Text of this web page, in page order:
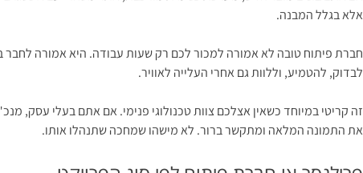
אלא בגלל המבנה.
חברת פיתוח טובה לא אמורה למכור לכם רק שעות עבודה. היא אמורה לחבר
לבדוק, להטמיע, וללוות גם אחרי העלייה לאוויר.
זה קריטי במיוחד כשאין אצלכם צוות טכנולוגי פנימי. אם אתם בעלי עסק,
את התמונה המלאה ומתקשר ברור. לא מישהו שמחכה שתנהלו אותו.